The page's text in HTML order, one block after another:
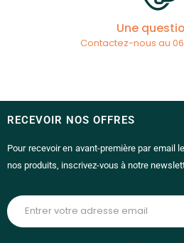
Une
Contactez-nous au
RECEVOIR NOS OFFRES
Pour recevoir en avant-première par
nos produits, inscrivez-vous à notre